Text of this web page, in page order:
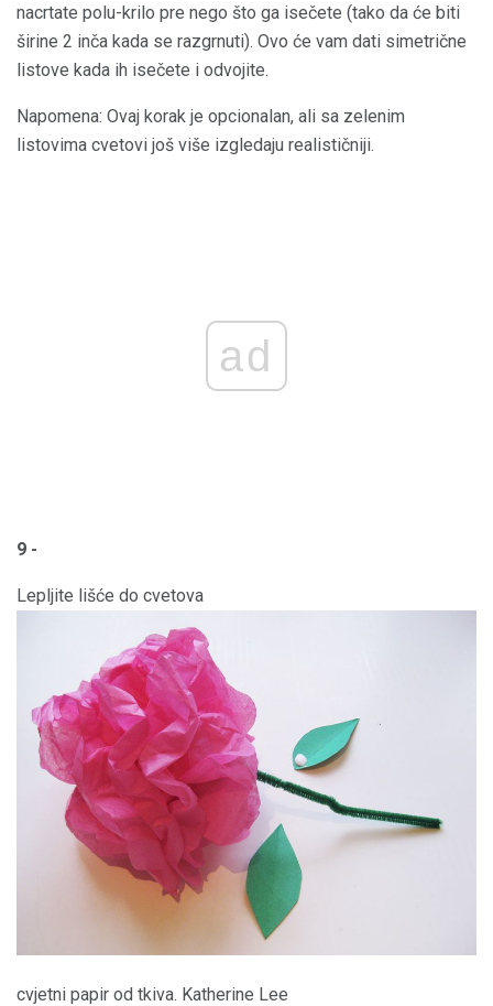
nacrtate polu-krilo pre nego što ga isečete (tako da će biti
širine 2 inča kada se razgrnuti). Ovo će vam dati simetrične
listove kada ih isečete i odvojite.
Napomena: Ovaj korak je opcionalan, ali sa zelenim
listovima cvetovi još više izgledaju realističniji.
ad
9 -
Lepljite lišće do cvetova
cvjetni papir od tkiva. Katherine Lee